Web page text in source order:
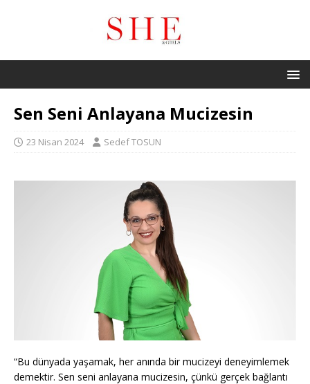
Sen Seni Anlayana Mucizesin
23 Nisan 2024 Sedef TOSUN
“Bu dünyada yaşamak, her anında bir mucizeyi deneyimlemek
demektir. Sen seni anlayana mucizesin, çünkü gerçek bağlantı